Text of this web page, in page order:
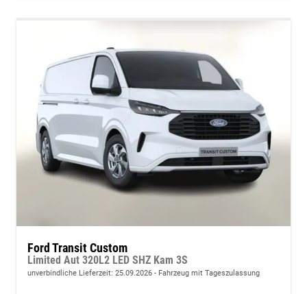
Ford Transit Custom
Limited Aut 320L2 LED SHZ Kam 3S
unverbindliche Lieferzeit: 25.09.2026 Fahrzeug mit Tageszulassung